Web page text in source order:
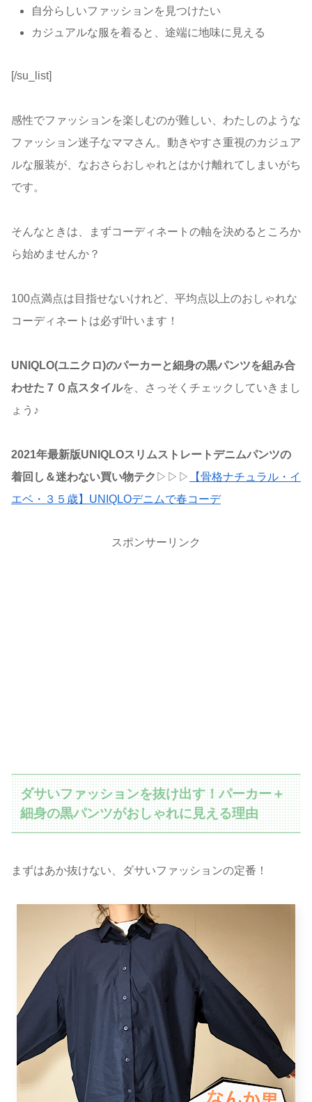
自分らしいファッションを見つけたい
カジュアルな服を着ると、途端に地味に見える
[/su_list]
感性でファッションを楽しむのが難しい、わたしのような
ファッション迷子なママさん。動きやすさ重視のカジュア
ルな服装が、なおさらおしゃれとはかけ離れてしまいがち
です。
そんなときは、まずコーディネートの軸を決めるところか
ら始めませんか？
100点満点は目指せないけれど、平均点以上のおしゃれな
コーディネートは必ず叶います！
UNIQLO(ユニクロ)のパーカーと細身の黒パンツを組み合
わせた７０点スタイルを、さっそくチェックしていきまし
ょう♪
2021年最新版UNIQLOスリムストレートデニムパンツの
着回し＆迷わない買い物テク ▷▷▷
【骨格ナチュラル・イ
エベ・３５歳】UNIQLOデニムで春コーデ
スポンサーリンク
ダサいファッションを抜け出す！パーカー＋
細身の黒パンツがおしゃれに見える理由
まずはあか抜けない、ダサいファッションの定番！